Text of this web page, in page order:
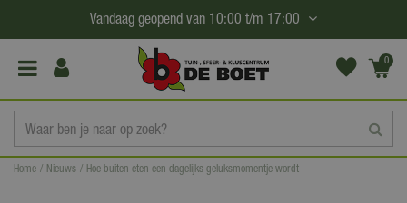
a
Home Nieuws Hoe buiten eten een dagelijks geluksmomentje wordt
Vandaag geopend van 10:00 t/m 17:00
0
(€0,